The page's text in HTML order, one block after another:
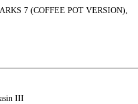
7 (COFFEE POT VERSION),
III